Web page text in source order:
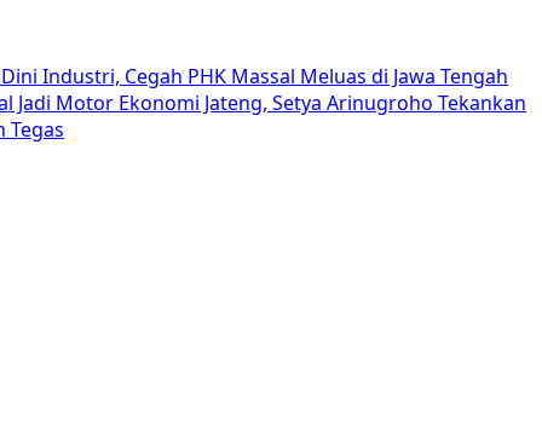
Industri, Cegah PHK Massal Meluas di Jawa Tengah
Jadi Motor Ekonomi Jateng, Setya Arinugroho Tekankan
Tegas